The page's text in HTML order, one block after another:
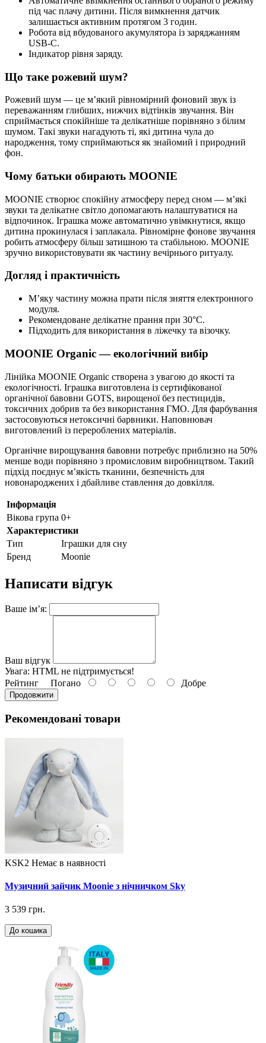
під час плачу дитини. Після вимкнення датчик
залишається активним протягом 3 годин.
Робота від вбудованого акумулятора із заряджанням
USB-C.
Індикатор рівня заряду.
Що таке рожевий шум?
Рожевий шум — це м’який рівномірний фоновий звук із
переважанням глибших, нижчих відтінків звучання. Він
сприймається спокійніше та делікатніше порівняно з білим
шумом. Такі звуки нагадують ті, які дитина чула до
народження, тому сприймаються як знайомий і природний
фон.
Чому батьки обирають MOONIE
MOONIE створює спокійну атмосферу перед сном — м’які
звуки та делікатне світло допомагають налаштуватися на
відпочинок. Іграшка може автоматично увімкнутися, якщо
дитина прокинулася і заплакала. Рівномірне фонове звучання
робить атмосферу більш затишною та стабільною. MOONIE
зручно використовувати як частину вечірнього ритуалу.
Догляд і практичність
М’яку частину можна прати після зняття електронного
модуля.
Рекомендоване делікатне прання при 30°C.
Підходить для використання в ліжечку та візочку.
MOONIE Organic — екологічний вибір
Лінійка MOONIE Organic створена з увагою до якості та
екологічності. Іграшка виготовлена із сертифікованої
органічної бавовни GOTS, вирощеної без пестицидів,
токсичних добрив та без використання ГМО. Для фарбування
застосовуються нетоксичні барвники. Наповнювач
виготовлений із перероблених матеріалів.
Органічне вирощування бавовни потребує приблизно на 50%
менше води порівняно з промисловим виробництвом. Такий
підхід поєднує м’якість тканини, безпечність для
новонароджених і дбайливе ставлення до довкілля.
Інформація
Вікова група 0+
Характеристики
Тип
Іграшки для сну
Бренд
Moonie
Написати відгук
Ваше ім’я:
Ваш відгук
Увага: HTML не підтримується!
Рейтинг Погано Добре
Продовжити
Рекомендовані товари
KSK2 Немає в наявності
Музичний зайчик Moonie з нічничком Sky
3 539 грн.
До кошика